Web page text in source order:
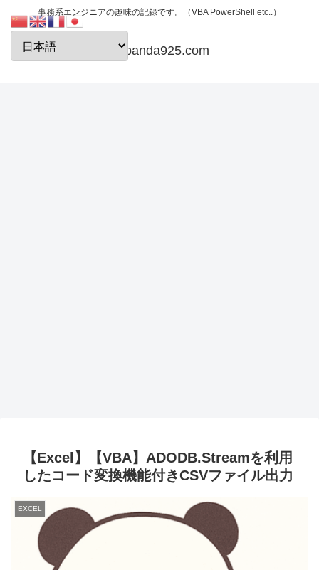
事務系エンジニアの趣味の記録です。（VBA PowerShell etc..）
papanda925.com
【Excel】【VBA】ADODB.Streamを利用
したコード変換機能付きCSVファイル出力
EXCEL